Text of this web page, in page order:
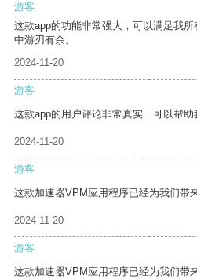
游客
这款app的功能非常强大，可以满足我
中游刃有余。
2024-11-20
游客
这款app的用户评论非常真实，可以帮助
2024-11-20
游客
这款加速器VPM应用程序已经为我们带
2024-11-20
游客
这款加速器VPM应用程序已经为我们带